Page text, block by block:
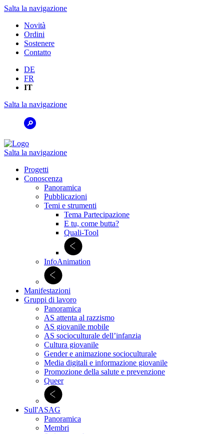
Salta la navigazione
Novità
Ordini
Sostenere
Contatto
DE
FR
IT
Salta la navigazione
Salta la navigazione
Progetti
Conoscenza
Panoramica
Pubblicazioni
Temi e strumenti
Tema Partecipazione
E tu, come butta?
Quali-Tool
InfoAnimation
Manifestazioni
Gruppi di lavoro
Panoramica
AS attenta al razzismo
AS giovanile mobile
AS socioculturale dell’infanzia
Cultura giovanile
Gender e animazione socioculturale
Media digitali e informazione giovanile
Promozione della salute e prevenzione
Queer
Sull'ASAG
Panoramica
Membri